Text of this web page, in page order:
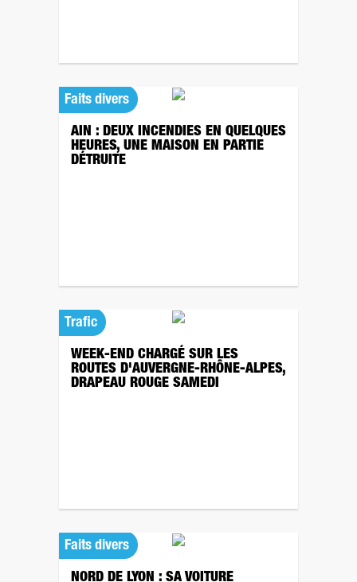
Faits divers
AIN : DEUX INCENDIES EN QUELQUES
HEURES, UNE MAISON EN PARTIE
DÉTRUITE
Trafic
WEEK-END CHARGÉ SUR LES
ROUTES D'AUVERGNE-RHÔNE-ALPES,
DRAPEAU ROUGE SAMEDI
Faits divers
NORD DE LYON : SA VOITURE